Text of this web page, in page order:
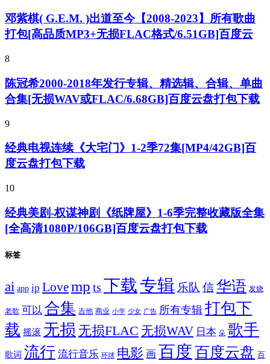
邓紫棋( G.E.M. )出道至今【2008-2023】所有歌曲
打包[高品质MP3+无损FLAC格式/6.51GB]百度云
8
陈冠希2000-2018年发行专辑、精选辑、合辑、单曲
合集[无损WAV或FLAC/6.68GB]百度云盘打包下载
9
经典电视连续《大宅门》1-2季72集[MP4/42GB]百
度云盘打包下载
10
经典美剧-权谋神剧《纸牌屋》1-6季完整收藏版全集
[全高清1080P/106GB]百度云盘打包下载
标签
ai app ip Lovemp ts 下载专辑 乐队 信华语 发烧
老歌 可以 合集 吉他 商业 小学 少女 广告 所有专辑 打包下
载 摇滚 无损 无损FLAC 无损WAV 日本 朵 歌手
歌词 流行 流行音乐 环球 电影 画 百度百度云盘 百